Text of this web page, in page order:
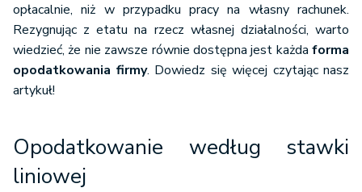
opłacalnie, niż w przypadku pracy na własny rachunek.
Rezygnując z etatu na rzecz własnej działalności, warto
wiedzieć, że nie zawsze równie dostępna jest każda forma
opodatkowania firmy. Dowiedz się więcej czytając nasz
artykuł!
Opodatkowanie według stawki
liniowej